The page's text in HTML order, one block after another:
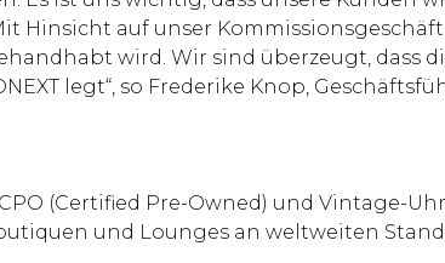
Hinsicht auf unser
wird. Wir sind überzeugt, dass
legt“, so Frederike Knop,
(Certified Pre-Owned) und Vintage-
und Lounges an weltweiten